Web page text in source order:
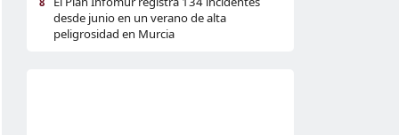
desde junio en un verano de alta
peligrosidad en Murcia